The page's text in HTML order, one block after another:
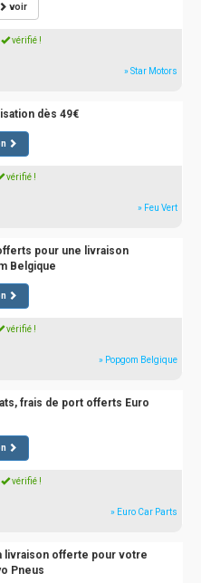
voir
vérifié !
» Star Motors
dès 49€
vérifié !
» Feu Vert
pour une livraison
Belgique
vérifié !
» Popgom Belgique
frais de port offerts Euro
vérifié !
» Euro Car Parts
livraison offerte pour votre
Pneus